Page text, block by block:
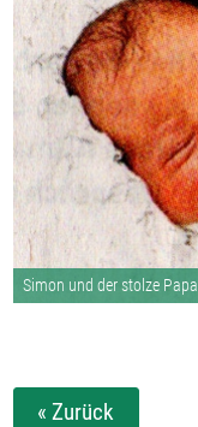
Simon und der stolze Papa
« Zurück